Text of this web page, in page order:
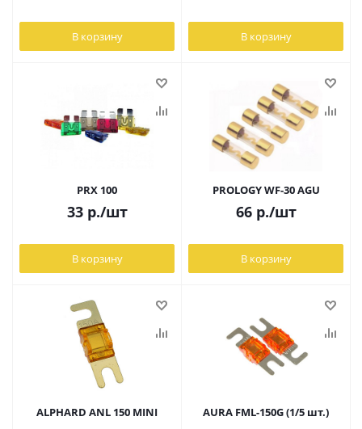
В корзину В корзину
PRX 100
33р./шт
В корзину
PROLOGY WF-30 AGU
66р./шт
В корзину
ALPHARD ANL 150 MINI AURA FML-150G (1/5 шт.)